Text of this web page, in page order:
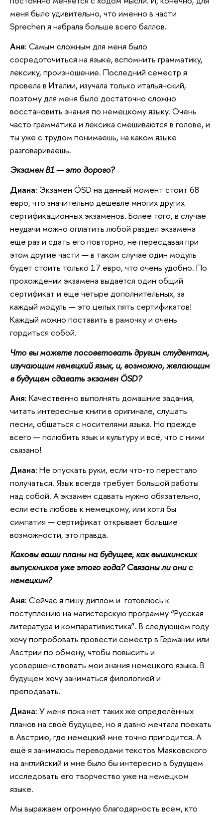
меня было удивительно, что именно в части
Sprechen я набрала больше всего баллов.
Аня: Самым сложным для меня было
сосредоточиться на языке, вспомнить грамматику,
лексику, произношение. Последний семестр я
провела в Италии, изучала только итальянский,
поэтому для меня было достаточно сложно
восстановить знания по немецкому языку. Очень
часто грамматика и лексика смешиваются в голове, и
ты уже с трудом понимаешь, на каком языке
разговариваешь.
Экзамен В1 — это дорого?
Диана: Экзамен ÖSD на данный момент стоит 68
евро, что значительно дешевле многих других
сертификационных экзаменов. Более того, в случае
неудачи можно оплатить любой раздел экзамена
ещё раз и сдать его повторно, не пересдавая при
этом другие части — в таком случае один модуль
будет стоить только 17 евро, что очень удобно. По
прохождении экзамена выдаётся один общий
сертификат и ещё четыре дополнительных, за
каждый модуль — это целых пять сертификатов!
Каждый можно поставить в рамочку и очень
гордиться собой.
Что вы можете посоветовать другим студентам,
изучающим немецкий язык, и, возможно, желающим
в будущем сдавать экзамен ÖSD?
Аня: Качественно выполнять домашние задания,
читать интересные книги в оригинале, слушать
песни, общаться с носителями языка. Но прежде
всего — полюбить язык и культуру и всё, что с ними
связано!
Диана: Не опускать руки, если что-то перестало
получаться. Язык всегда требует большой работы
над собой. А экзамен сдавать нужно обязательно,
если есть любовь к немецкому, или хотя бы
симпатия — сертификат открывает большие
возможности, это правда.
Каковы ваши планы на будущее, как вышкинских
выпускников уже этого года? Связаны ли они с
немецким?
Аня: Сейчас я пишу диплом и готовлюсь к
поступлению на магистерскую программу “Русская
литература и компаративистика”. В следующем году
хочу попробовать провести семестр в Германии или
Австрии по обмену, чтобы повысить и
усовершенствовать мои знания немецкого языка. В
будущем хочу заниматься филологией и
преподавать.
Диана: У меня пока нет таких же определённых
планов на своё будущее, но я давно мечтала поехать
в Австрию, где немецкий мне точно пригодится. А
ещё я занимаюсь переводами текстов Маяковского
на английский и мне было бы интересно в будущем
исследовать его творчество уже на немецком
языке.
Мы выражаем огромную благодарность всем, кто